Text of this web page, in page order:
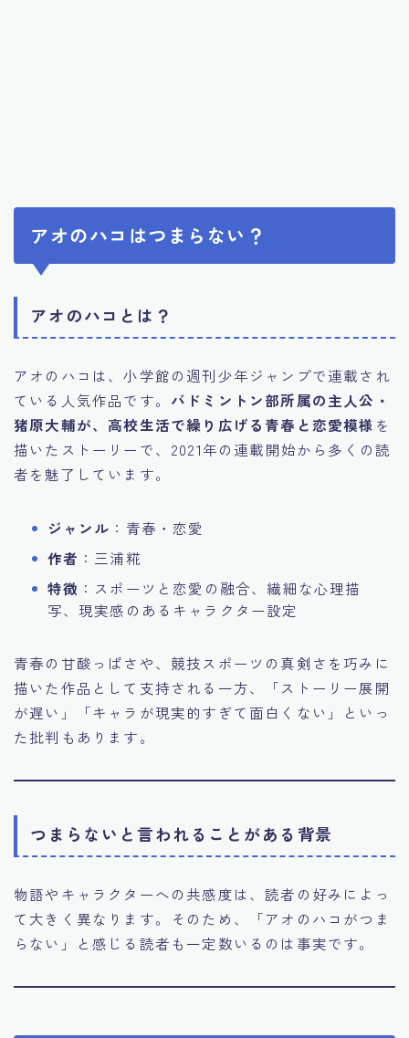
アオのハコはつまらない？
アオのハコとは？
アオのハコは、小学館の週刊少年ジャンプで連載され
ている人気作品です。 バドミントン部所属の主人公・
猪原大輔が、高校生活で繰り広げる青春と恋愛模様 を
描いたストーリーで、2021年の連載開始から多くの読
者を魅了しています。
ジャンル ：青春・恋愛
作者 ：三浦糀
特徴 ：スポーツと恋愛の融合、繊細な心理描
写、現実感のあるキャラクター設定
青春の甘酸っぱさや、競技スポーツの真剣さを巧みに
描いた作品として支持される一方、「ストーリー展開
が遅い」「キャラが現実的すぎて面白くない」といっ
た批判もあります。
つまらないと言われることがある背景
物語やキャラクターへの共感度は、読者の好みによっ
て大きく異なります。そのため、「アオのハコがつま
らない」と感じる読者も一定数いるのは事実です。